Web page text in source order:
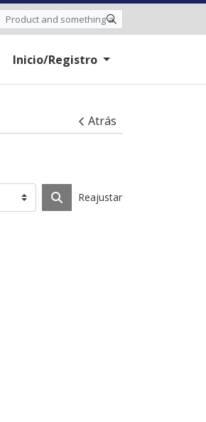
Inicio/Registro
Atrás
Reajustar